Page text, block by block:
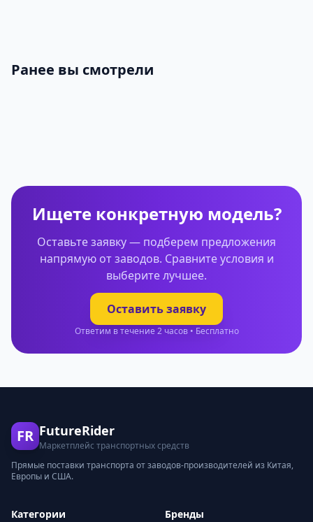
Ранее вы смотрели
Ищете конкретную модель?
Оставьте заявку — подберем предложения
напрямую от заводов. Сравните условия и
выберите лучшее.
Оставить заявку
Ответим в течение 2 часов • Бесплатно
FR FutureRider
Маркетплейс транспортных средств
Прямые поставки транспорта от заводов-производителей из Китая,
Европы и США.
Категории Бренды